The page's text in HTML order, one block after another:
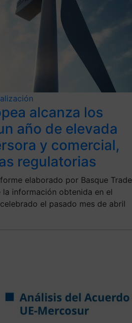
alcanza los
año de elevada
y comercial,
regulatorias
elaborado por Basque Trade
información obtenida en el
el pasado mes de abril